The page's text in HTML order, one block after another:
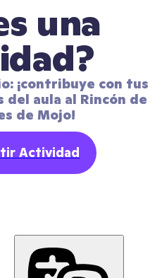
una
¡contribuye con tus
aula al Rincón de
de Mojo!
Actividad